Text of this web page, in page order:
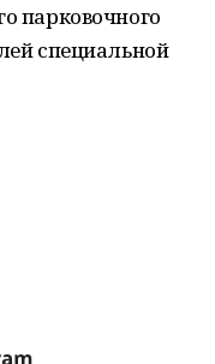
парковочного
специальной